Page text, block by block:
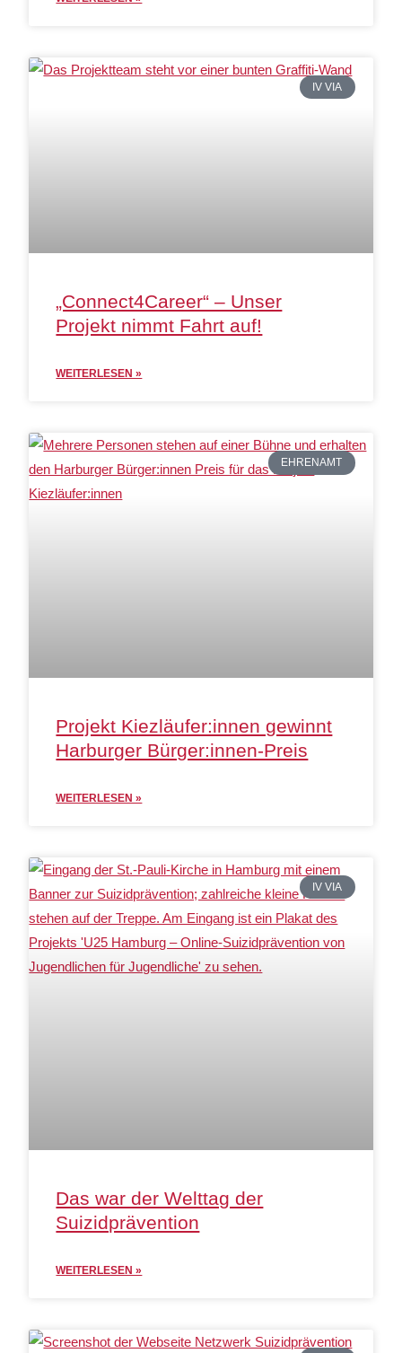
IV VIA
„Connect4Career“ – Unser
Projekt nimmt Fahrt auf!
WEITERLESEN »
EHRENAMT
Projekt Kiezläufer:innen gewinnt
Harburger Bürger:innen-Preis
WEITERLESEN »
IV VIA
Das war der Welttag der
Suizidprävention
WEITERLESEN »